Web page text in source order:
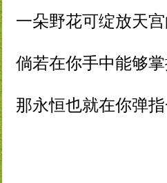
一朵野花可绽放天
倘若在你手中能够
那永恒也就在你弹